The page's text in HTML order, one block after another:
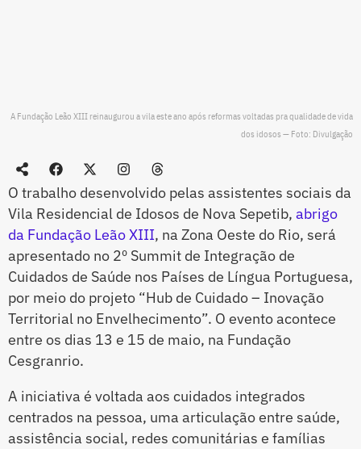
A Fundação Leão XIII reinaugurou a vila este ano após reformas voltadas pra qualidade de vida
dos idosos — Foto: Divulgação
O trabalho desenvolvido pelas assistentes sociais da
Vila Residencial de Idosos de Nova Sepetib, abrigo
da Fundação Leão XIII, na Zona Oeste do Rio, será
apresentado no 2º Summit de Integração de
Cuidados de Saúde nos Países de Língua Portuguesa,
por meio do projeto “Hub de Cuidado – Inovação
Territorial no Envelhecimento”. O evento acontece
entre os dias 13 e 15 de maio, na Fundação
Cesgranrio.
A iniciativa é voltada aos cuidados integrados
centrados na pessoa, uma articulação entre saúde,
assistência social, redes comunitárias e famílias